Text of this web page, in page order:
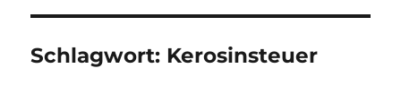
Schlagwort: Kerosinsteuer